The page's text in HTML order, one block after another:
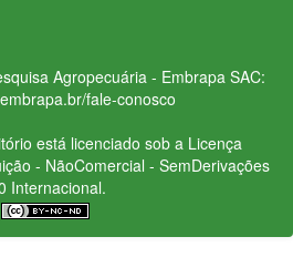
Agropecuária - Embrapa SAC:
fale-conosco
está licenciado sob a Licença
- NãoComercial - SemDerivações
Internacional.